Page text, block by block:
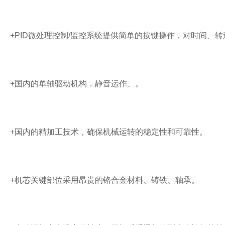
+PID微处理控制/监控系统提供简单的按键操作，对时间、转
+国内的单轴驱动机构，静音运作、。
+国内的精加工技术，确保机械运转的稳定性和可靠性。
+机芯关键部位采用昂贵的铬合金材料、铸铁、轴承。